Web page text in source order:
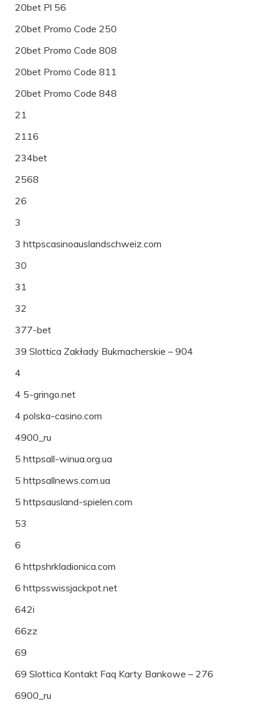
20bet Pl 56
20bet Promo Code 250
20bet Promo Code 808
20bet Promo Code 811
20bet Promo Code 848
21
2116
234bet
2568
26
3
3 httpscasinoauslandschweiz.com
30
31
32
377-bet
39 Slottica Zakłady Bukmacherskie – 904
4
4 5-gringo.net
4 polska-casino.com
4900_ru
5 httpsall-winua.org.ua
5 httpsallnews.com.ua
5 httpsausland-spielen.com
53
6
6 httpshrkladionica.com
6 httpsswissjackpot.net
642i
66zz
69
69 Slottica Kontakt Faq Karty Bankowe – 276
6900_ru